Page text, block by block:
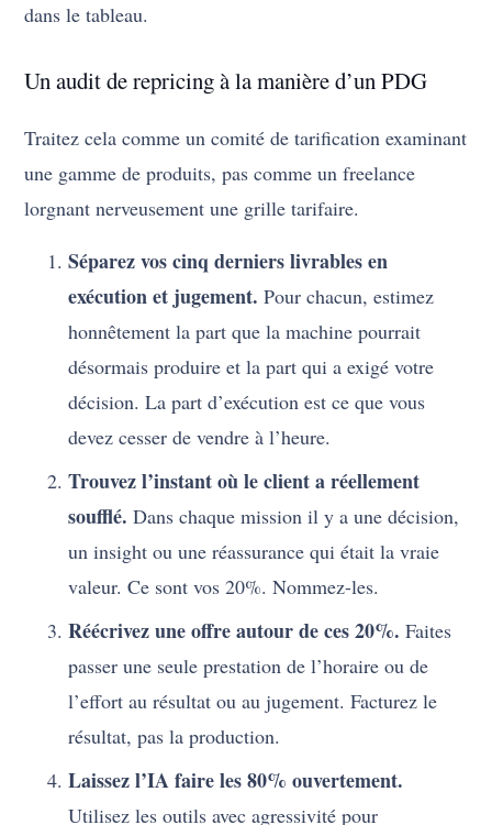
dans le tableau.
Un audit de repricing à la manière d’un PDG
Traitez cela comme un comité de tarification examinant
une gamme de produits, pas comme un freelance
lorgnant nerveusement une grille tarifaire.
Séparez vos cinq derniers livrables en
exécution et jugement. Pour chacun, estimez
honnêtement la part que la machine pourrait
désormais produire et la part qui a exigé votre
décision. La part d’exécution est ce que vous
devez cesser de vendre à l’heure.
Trouvez l’instant où le client a réellement
soufflé. Dans chaque mission il y a une décision,
un insight ou une réassurance qui était la vraie
valeur. Ce sont vos 20%. Nommez-les.
Réécrivez une offre autour de ces 20%. Faites
passer une seule prestation de l’horaire ou de
l’effort au résultat ou au jugement. Facturez le
résultat, pas la production.
Laissez l’IA faire les 80% ouvertement.
Utilisez les outils avec agressivité pour